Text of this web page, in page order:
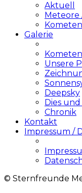
Aktuell
Meteore
Kometen
Galerie
Kometen
Unsere
Deepsky
Dies und
Chronik
Kontakt
Impressum /
© Sternfreunde